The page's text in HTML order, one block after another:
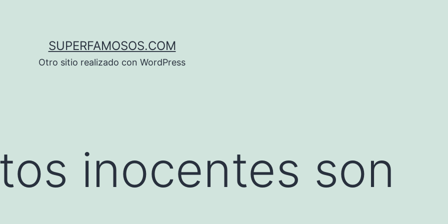
SUPERFAMOSOS.COM
Otro sitio realizado con WordPress
inocentes son